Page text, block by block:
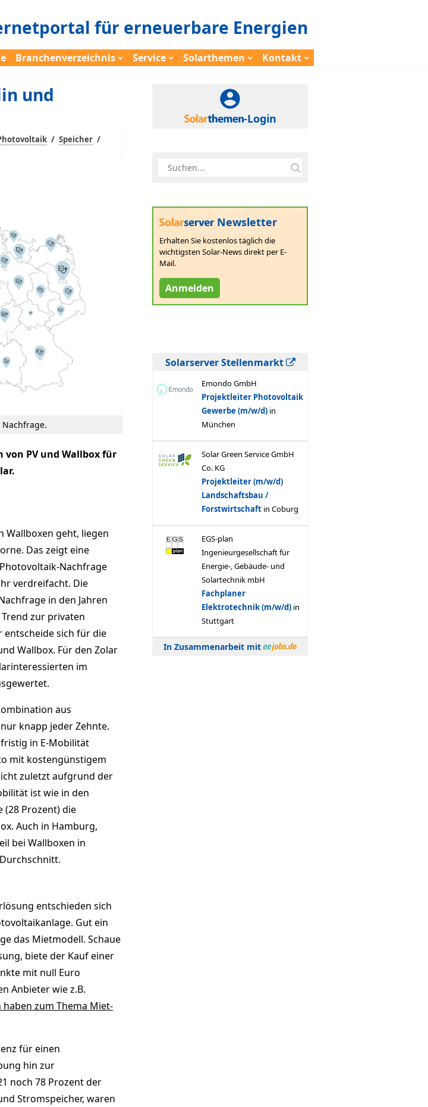
für erneuerbare Energien
Branchenverzeichnis Service Solarthemen Kontakt
und
/ Speicher /
von PV und Wallbox für
Wallboxen geht, liegen
Das zeigt eine
Nachfrage
verdreifacht. Die
in den Jahren
zur privaten
entscheide sich für die
Wallbox. Für den Zolar
im
aus
knapp jeder Zehnte.
in E-Mobilität
mit kostengünstigem
zuletzt aufgrund der
ist wie in den
Prozent) die
Auch in Hamburg,
bei Wallboxen in
entschieden sich
Gut ein
das Mietmodell. Schaue
biete der Kauf einer
mit null Euro
Anbieter wie z.B.
haben zum Thema Miet-
für einen
hin zur
noch 78 Prozent der
Stromspeicher, waren
-Login
Newsletter
Erhalten Sie kostenlos täglich die
wichtigsten Solar-News direkt per E-
Mail.
Anmelden
Solarserver Stellenmarkt
In Zusammenarbeit mit